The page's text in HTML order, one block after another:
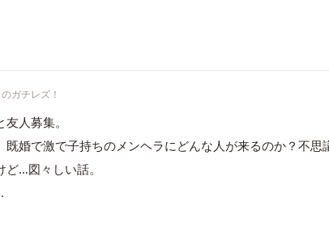
ガチレズ！
人募集。
婚で激で子持ちのメンヘラにどんな人が来るのか？不思
…図々しい話。